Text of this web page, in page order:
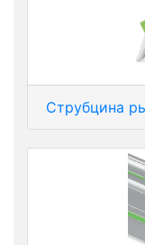
Струбцина